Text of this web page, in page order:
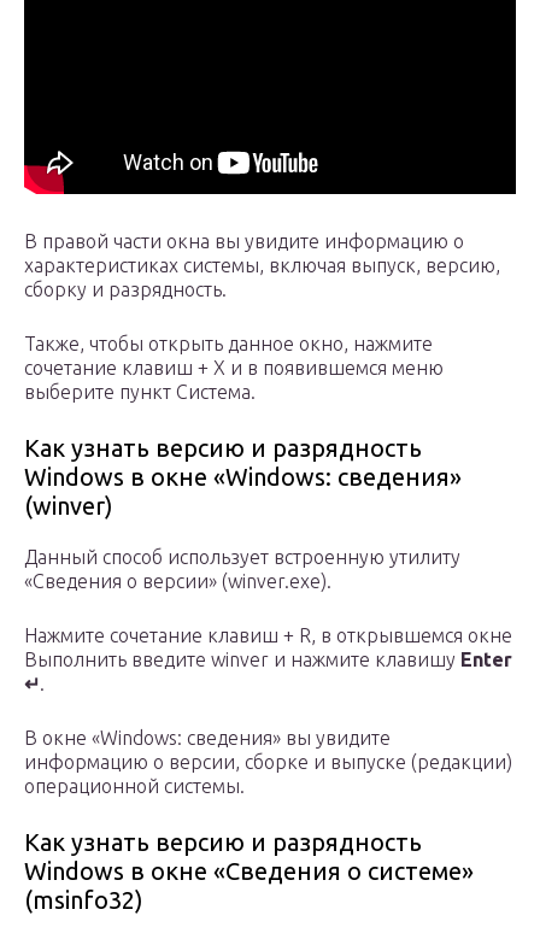
В правой части окна вы увидите информацию о
характеристиках системы, включая выпуск, версию,
сборку и разрядность.
Также, чтобы открыть данное окно, нажмите
сочетание клавиш + X и в появившемся меню
выберите пункт Система.
Как узнать версию и разрядность
Windows в окне «Windows: сведения»
(winver)
Данный способ использует встроенную утилиту
«Сведения о версии» (winver.exe).
Нажмите сочетание клавиш + R, в открывшемся окне
Выполнить введите winver и нажмите клавишу Enter
↵.
В окне «Windows: сведения» вы увидите
информацию о версии, сборке и выпуске (редакции)
операционной системы.
Как узнать версию и разрядность
Windows в окне «Сведения о системе»
(msinfo32)